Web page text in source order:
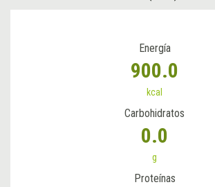
Energía
900.0
kcal
Carbohidratos
0.0
g
Proteínas